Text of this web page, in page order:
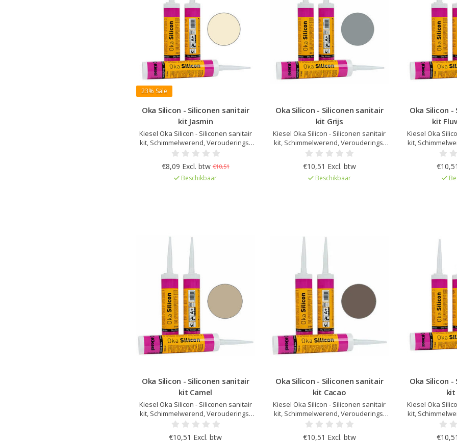
23% Sale
Oka Silicon - Siliconen sanitair
kit Jasmin
Kiesel Oka Silicon - Siliconen sanitair
kit, Schimmelwerend, Verouderings-
en UV bestendig, Elastisch na
Servoperl Royal, Zeer lage emissie
EC1Plus gelicentieerd
€8,09 Excl. btw €10,51
Beschikbaar
Oka Silicon - Siliconen sanitair
kit Grijs
Kiesel Oka Silicon - Siliconen sanitair
kit, Schimmelwerend, Verouderings-
en UV bestendig, Elastisch na
Servoperl Royal, Zeer lage emissie
EC1Plus gelicentieerd
€10,51 Excl. btw
Beschikbaar
Oka Silicon
kit
Kiesel Oka
kit,
en UV
Servoperl
Oka Silicon - Siliconen sanitair
kit Camel
Kiesel Oka Silicon - Siliconen sanitair
kit, Schimmelwerend, Verouderings-
en UV bestendig, Elastisch na
€10,51 Excl. btw
Oka Silicon - Siliconen sanitair
kit Cacao
Kiesel Oka Silicon - Siliconen sanitair
kit, Schimmelwerend, Verouderings-
en UV bestendig, Elastisch na
€10,51 Excl. btw
Oka Silicon
kit
Kiesel Oka
kit,
en UV